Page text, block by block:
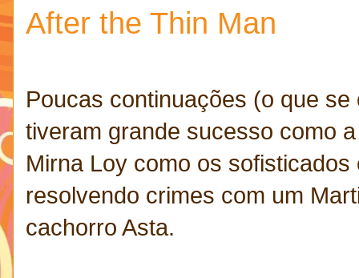
After the Thin Man
Poucas continuações (o que
tiveram grande sucesso como
Mirna Loy como os
resolvendo crimes com um
cachorro Asta.